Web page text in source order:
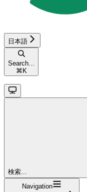
日本語
Search...
⌘ K
検索...
Navigation